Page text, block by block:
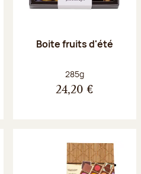
Boite fruits d'été
Poids net :
285g
24,20 €